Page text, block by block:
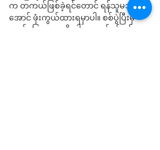
က တကယ်ဖြစ်ခဲ့ရင်တောင် ရန်သူမသိ
အောင် ဖုံးကွယ်ထားရမှာပါ။ စစ်ပွဲပြီးမှ
ထုတ်ပြောရတာမျိုးပါ။ မဟုတ်ရင် ရန်သူ